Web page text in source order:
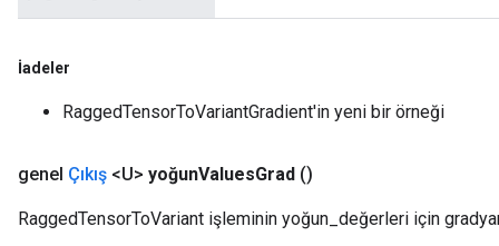
İadeler
RaggedTensorToVariantGradient'in yeni bir örneği
genel Çıkış <U> yoğunValuesGrad ()
RaggedTensorToVariant işleminin yoğun_değerleri için